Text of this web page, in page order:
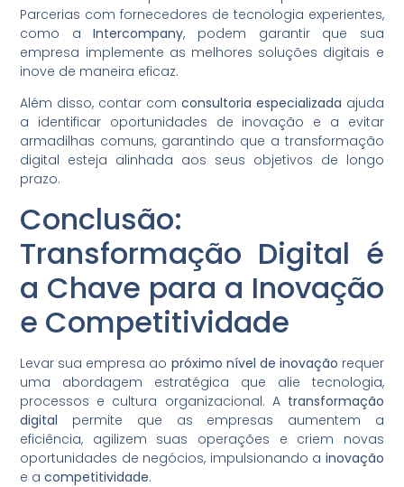
Parcerias com fornecedores de tecnologia experientes,
como aIntercompany, podem garantir que sua
empresa implemente as melhores soluções digitais e
inove de maneira eficaz.
Além disso, contar com consultoria especializada ajuda
a identificar oportunidades de inovação e a evitar
armadilhas comuns, garantindo que a transformação
digital esteja alinhada aos seus objetivos de longo
prazo.
Conclusão:
Transformação Digital é
a Chave para a Inovação
e Competitividade
Levar sua empresa ao próximo nível de inovação requer
uma abordagem estratégica que alie tecnologia,
processos e cultura organizacional. A transformação
digital permite que as empresas aumentem a
eficiência, agilizem suas operações e criem novas
oportunidades de negócios, impulsionando a inovação
e acompetitividade.